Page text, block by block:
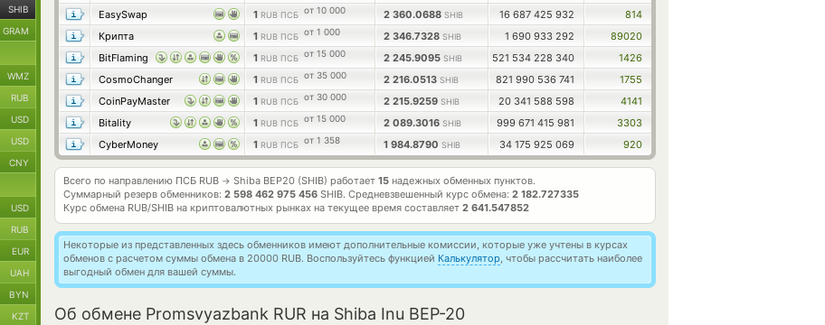
EasySwap
1 RUB ПСБ от 10 000 2 360.0688 SHIB 16 687 425 932
814
Крипта
1 RUB ПСБ от 1 000 2 346.7328 SHIB 1 690 933 292
89020
BitFlaming
1 RUB ПСБ от 15 000 2 245.9095 SHIB 521 534 228 340
1426
CosmoChanger
1 RUB ПСБ от 35 000 2 216.0513 SHIB 821 990 536 741
1755
CoinPayMaster
1 RUB ПСБ от 30 000 2 215.9259 SHIB 20 341 588 598
4141
Bitality
1 RUB ПСБ от 15 000 2 089.3016 SHIB 999 671 415 981
3303
CyberMoney
1 RUB ПСБ от 1 358 1 984.8790 SHIB 34 175 925 069 920
Всего по направлению ПСБ RUB → Shiba BEP20 (SHIB) работает 15 надежных обменных пунктов.
Суммарный резерв обменников: 2 598 462 975 456 SHIB. Средневзвешенный курс обмена: 2 182.727335
Курс обмена RUB/SHIB на криптовалютных рынках на текущее время составляет 2 641.547852
Некоторые из представленных здесь обменников имеют дополнительные комиссии, которые уже учтены в курсах
обменов с расчетом суммы обмена в 20000 RUB. Воспользуйтесь функцией Калькулятор, чтобы рассчитать наиболее
выгодный обмен для вашей суммы.
Об обмене Promsvyazbank RUR на Shiba Inu BEP-20
SHIB
GRAM
WMZ
RUB
USD
USD
CNY
USD
RUB
EUR
UAH
BYN
KZT